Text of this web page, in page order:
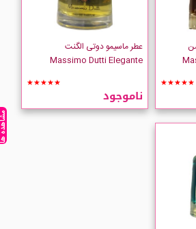
★★★★★
عطر ماسیمو دوتی الگنت
Massimo Dutti Elegante
★★★★★
ناموجود